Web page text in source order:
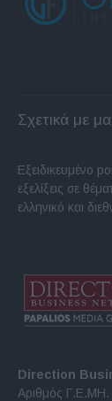
Σχετικά με
Εξειδικευμένο
εξελίξεις σε
ελληνικό και
Direction
Αριθμός